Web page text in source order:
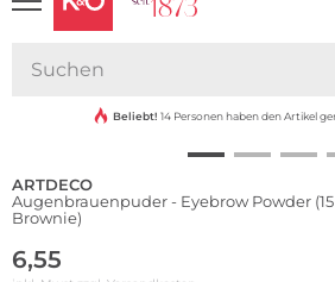
UNSERE APP
CLICK &
Beliebt! 14 Personen haben den Artikel
ARTDECO
Augenbrauenpuder - Eyebrow Powder (15
Brownie)
6,55